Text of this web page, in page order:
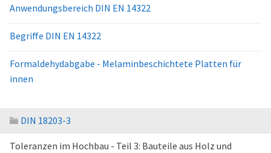
Anwendungsbereich DIN EN 14322
Begriffe DIN EN 14322
Formaldehydabgabe - Melaminbeschichtete Platten für
innen
DIN 18203-3
Toleranzen im Hochbau - Teil 3: Bauteile aus Holz und